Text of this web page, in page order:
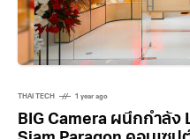
THAI TECH 1 year ago
BIG Camera ผนึกกำลัง